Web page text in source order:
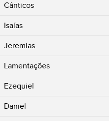
Cânticos
Isaías
Jeremias
Lamentações
Ezequiel
Daniel